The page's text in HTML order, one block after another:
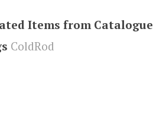
Items from Catalogue
ColdRod